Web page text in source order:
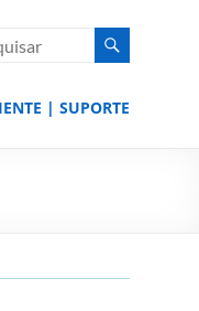
| SUPORTE